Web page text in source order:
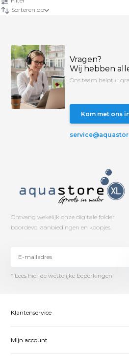
Sorteren op
Vragen?
Wij hebben
Ons team helpt u
Kom met ons
Ontvang wekelijk onze digitale folder
boordevol aanbiedingen en koopjes.
* Lees hier de wettelijke beperkingen
Klantenservice
Mijn account